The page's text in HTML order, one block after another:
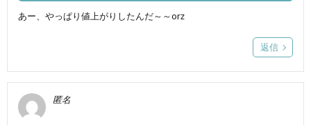
あー、やっぱり値上がりしたんだ～～orz
返信
匿名